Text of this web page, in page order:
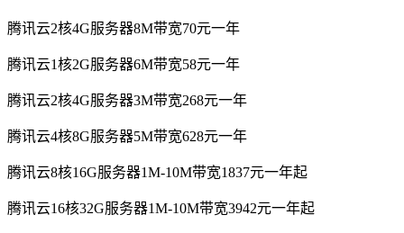
腾讯云2核4G服务器8M带宽70元一年
腾讯云1核2G服务器6M带宽58元一年
腾讯云2核4G服务器3M带宽268元一年
腾讯云4核8G服务器5M带宽628元一年
腾讯云8核16G服务器1M-10M带宽1837元一年起
腾讯云16核32G服务器1M-10M带宽3942元一年起